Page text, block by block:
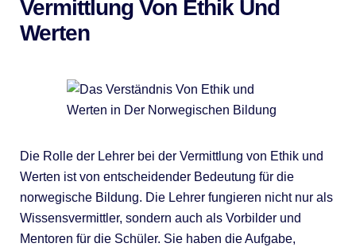
Vermittlung Von Ethik Und
Werten
Die Rolle der Lehrer bei der Vermittlung von Ethik und
Werten ist von entscheidender Bedeutung für die
norwegische Bildung. Die Lehrer fungieren nicht nur als
Wissensvermittler, sondern auch als Vorbilder und
Mentoren für die Schüler. Sie haben die Aufgabe,